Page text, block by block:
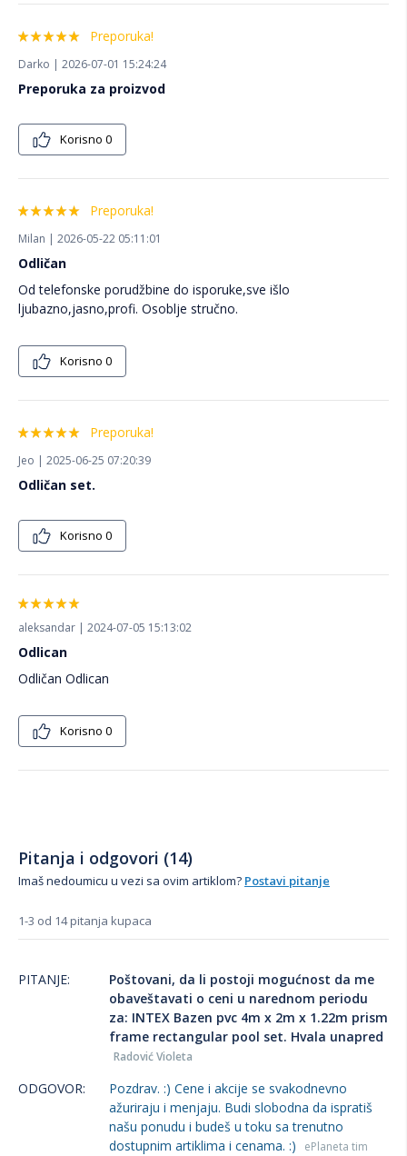
Preporuka!
Darko | 2026-07-01 15:24:24
Preporuka za proizvod
Korisno 0
Preporuka!
Milan | 2026-05-22 05:11:01
Odličan
Od telefonske porudžbine do isporuke,sve išlo
ljubazno,jasno,profi. Osoblje stručno.
Korisno 0
Preporuka!
Jeo | 2025-06-25 07:20:39
Odličan set.
Korisno 0
aleksandar | 2024-07-05 15:13:02
Odlican
Odličan Odlican
Korisno 0
Pitanja i odgovori (14)
Imaš nedoumicu u vezi sa ovim artiklom? Postavi pitanje
1-3 od 14 pitanja kupaca
PITANJE:
Poštovani, da li postoji mogućnost da me
obaveštavati o ceni u narednom periodu
za: INTEX Bazen pvc 4m x 2m x 1.22m prism
frame rectangular pool set. Hvala unapred
Radović Violeta
ODGOVOR:
Pozdrav. :) Cene i akcije se svakodnevno
ažuriraju i menjaju. Budi slobodna da ispratiš
našu ponudu i budeš u toku sa trenutno
dostupnim artiklima i cenama. :)
ePlaneta tim